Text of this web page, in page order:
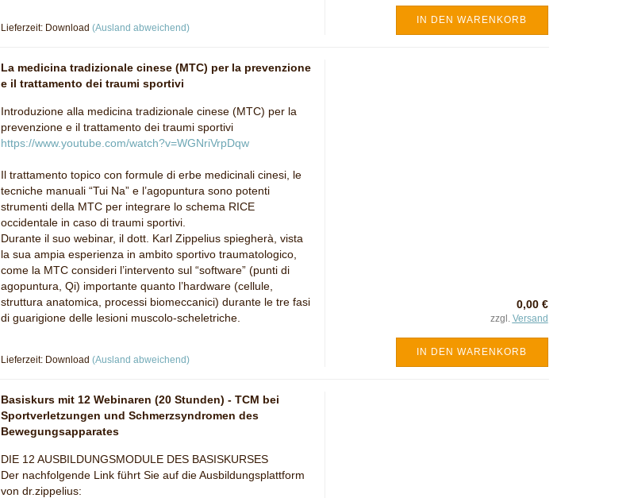
Lieferzeit: Download (Ausland abweichend)
IN DEN WARENKORB
La medicina tradizionale cinese (MTC) per la prevenzione
e il trattamento dei traumi sportivi
Introduzione alla medicina tradizionale cinese (MTC) per la
prevenzione e il trattamento dei traumi sportivi
https://www.youtube.com/watch?v=WGNriVrpDqw
Il trattamento topico con formule di erbe medicinali cinesi, le
tecniche manuali “Tui Na” e l’agopuntura sono potenti
strumenti della MTC per integrare lo schema RICE
occidentale in caso di traumi sportivi.
Durante il suo webinar, il dott. Karl Zippelius spiegherà, vista
la sua ampia esperienza in ambito sportivo traumatologico,
come la MTC consideri l’intervento sul “software” (punti di
agopuntura, Qi) importante quanto l’hardware (cellule,
struttura anatomica, processi biomeccanici) durante le tre fasi
di guarigione delle lesioni muscolo-scheletriche.
Lieferzeit: Download (Ausland abweichend)
0,00 €
zzgl. Versand
IN DEN WARENKORB
Basiskurs mit 12 Webinaren (20 Stunden) - TCM bei
Sportverletzungen und Schmerzsyndromen des
Bewegungsapparates
DIE 12 AUSBILDUNGSMODULE DES BASISKURSES
Der nachfolgende Link führt Sie auf die Ausbildungsplattform
von dr.zippelius: